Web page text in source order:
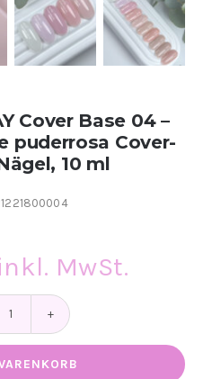
Cover Base 04 –
puderrosa Cover-
10 ml
MwSt.
NAILSOFTHEDAY
Cover
04